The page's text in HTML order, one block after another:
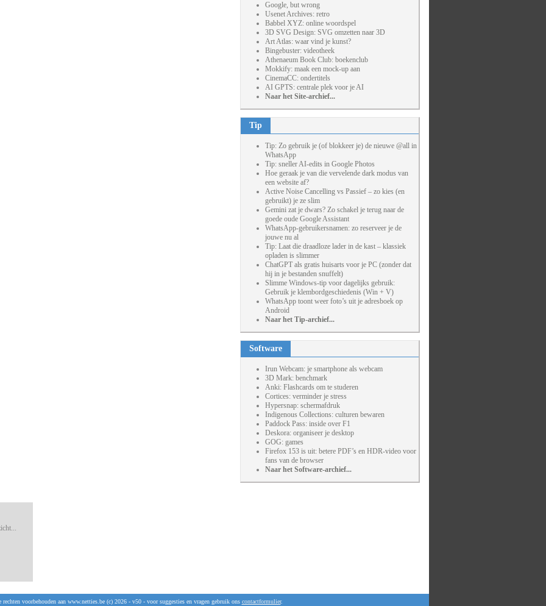
Google, but wrong
Usenet Archives: retro
Babbel XYZ: online woordspel
3D SVG Design: SVG omzetten naar 3D
Art Atlas: waar vind je kunst?
Bingebuster: videotheek
Athenaeum Book Club: boekenclub
Mokkify: maak een mock-up aan
CinemaCC: ondertitels
AI GPTS: centrale plek voor je AI
Naar het Site-archief...
Tip
Tip: Zo gebruik je (of blokkeer je) de nieuwe @all in
WhatsApp
Tip: sneller AI-edits in Google Photos
Hoe geraak je van die vervelende dark modus van
een website af?
Active Noise Cancelling vs Passief – zo kies (en
gebruikt) je ze slim
Gemini zat je dwars? Zo schakel je terug naar de
goede oude Google Assistant
WhatsApp-gebruikersnamen: zo reserveer je de
jouwe nu al
Tip: Laat die draadloze lader in de kast – klassiek
opladen is slimmer
ChatGPT als gratis huisarts voor je PC (zonder dat
hij in je bestanden snuffelt)
Slimme Windows-tip voor dagelijks gebruik:
Gebruik je klembordgeschiedenis (Win + V)
WhatsApp toont weer foto’s uit je adresboek op
Android
Naar het Tip-archief...
Software
Irun Webcam: je smartphone als webcam
3D Mark: benchmark
Anki: Flashcards om te studeren
Cortices: verminder je stress
Hypersnap: schermafdruk
Indigenous Collections: culturen bewaren
Paddock Pass: inside over F1
Deskora: organiseer je desktop
GOG: games
Firefox 153 is uit: betere PDF’s en HDR-video voor
fans van de browser
Naar het Software-archief...
rechten voorbehouden aan www.netties.be (c) 2026 - v50 - voor suggesties en vragen gebruik ons contactformulier.